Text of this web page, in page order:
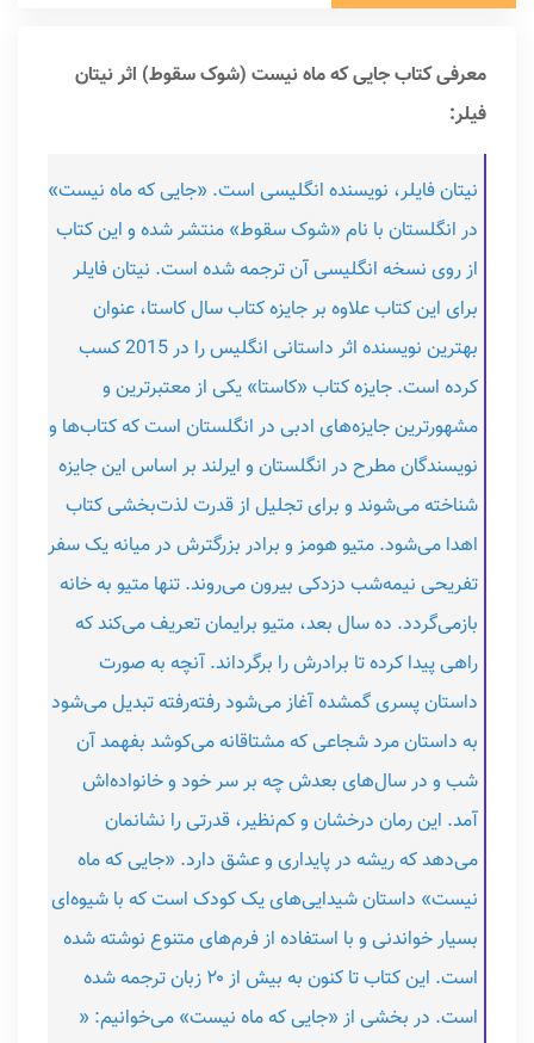
معرفی کتاب جایی که ماه نیست (شوک سقوط) اثر نیتان
فیلر:
نیتان فایلر، نویسنده انگلیسی است. «جایی که ماه نیست»
در انگلستان با نام «شوک سقوط» منتشر شده و این کتاب
از روی نسخه انگلیسی آن ترجمه شده است. نیتان فایلر
برای این کتاب علاوه بر جایزه کتاب سال کاستا، عنوان
بهترین نویسنده اثر داستانی انگلیس را در 2015 کسب
کرده است. جایزه کتاب «کاستا» یکی از معتبرترین و
مشهورترین جایزه‌های ادبی در انگلستان است که کتاب‌ها و
نویسندگان مطرح در انگلستان و ایرلند بر اساس این جایزه
شناخته می‌شوند و برای تجلیل از قدرت لذت‌بخشی کتاب
اهدا می‌شود. متیو هومز و برادر بزرگترش در میانه‌ یک سفر
تفریحی نیمه‌شب دزدکی بیرون می‌روند. تنها متیو به خانه
بازمی‌گردد. ده سال بعد، متیو برایمان تعریف می‌کند که
راهی پیدا کرده تا برادرش را برگرداند. آنچه به صورت
داستان پسری گمشده آغاز می‌شود رفته‌رفته تبدیل می‌شود
به داستان مرد شجاعی که مشتاقانه می‌کوشد بفهمد آن
شب و در سال‌های بعدش چه بر سر خود و خانواده‌اش
آمد. این رمان درخشان و کم‌نظیر، قدرتی را نشانمان
می‌دهد که ریشه در پایداری و عشق دارد. «جایی که ماه
نیست» داستان شیدایی‌های یک کودک است که با شیوه‌ای
بسیار خواندنی و با استفاده از فرم‌های متنوع نوشته شده
است. این کتاب تا کنون به بیش از ۲۰ زبان ترجمه شده
است. در بخشی از «جایی که ماه نیست» می‌خوانیم: «